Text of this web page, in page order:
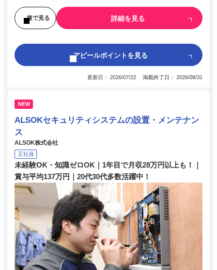
後で見る 詳細を見る
アピールポイントを見る
更新日： 2026/07/22 掲載終了日： 2026/08/31
NEW
ALSOKセキュリティシステムの設置・メンテナン
ス
ALSOK株式会社
正社員
未経験OK・知識ゼロOK｜1年目で月収28万円以上も！｜
賞与平均137万円｜20代30代多数活躍中！